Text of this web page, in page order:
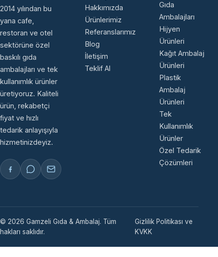
2014 yılından bu
yana cafe,
restoran ve otel
sektörüne özel
baskılı gıda
ambalajları ve tek
kullanımlık ürünler
üretiyoruz. Kaliteli
ürün, rekabetçi
fiyat ve hızlı
tedarik anlayışıyla
hizmetinizdeyiz.
Hakkımızda
Ürünlerimiz
Referanslarımız
Blog
İletişim
Teklif Al
Gıda
Ambalajları
Hijyen
Ürünleri
Kağıt Ambalaj
Ürünleri
Plastik
Ambalaj
Ürünleri
Tek
Kullanımlık
Ürünler
Özel Tedarik
Çözümleri
© 2026 Gamzeli Gıda & Ambalaj. Tüm
hakları saklıdır.
Gizlilik Politikası ve
KVKK